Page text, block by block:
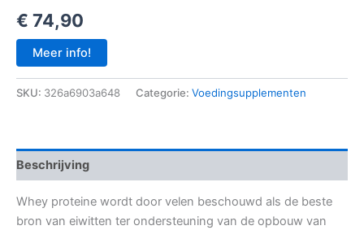
€ 74,90
Meer info!
SKU: 326a6903a648 Categorie: Voedingsupplementen
Beschrijving
Whey proteine wordt door velen beschouwd als de beste
bron van eiwitten ter ondersteuning van de opbouw van